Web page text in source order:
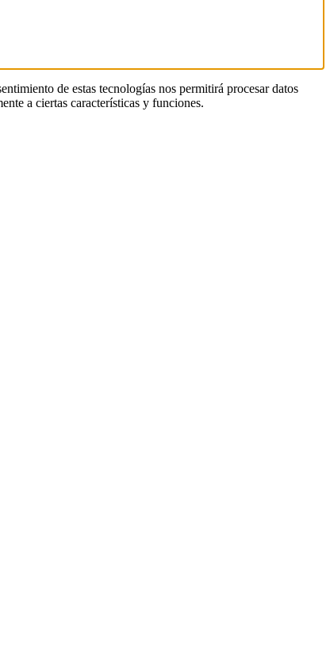
de estas tecnologías nos permitirá procesar datos
a ciertas características y funciones.